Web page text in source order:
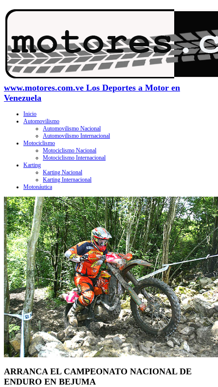
www.motores.com.ve Los Deportes a Motor en
Venezuela
Inicio
Automovilismo
Automovilismo Nacional
Automovilismo Internacional
Motociclismo
Motociclismo Nacional
Motociclismo Internacional
Karting
Karting Nacional
Karting Internacional
Motonáutica
ARRANCA EL CAMPEONATO NACIONAL DE
ENDURO EN BEJUMA